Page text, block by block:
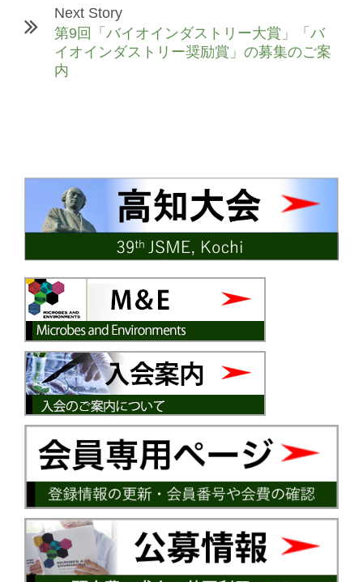
Next Story
第9回「バイオインダストリー大賞」「バ
イオインダストリー奨励賞」の募集のご案
内